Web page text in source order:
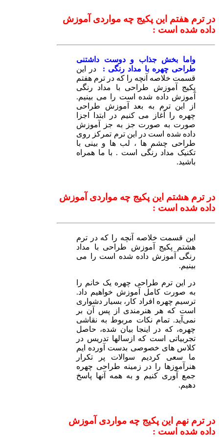
در ترم هفتم این پکیج چه مواردی آموزش
داده شده است :
واما بخش جذاب و دوست داشتنی
طراحی چهره با مداد رنگی :
در این
قسمت خلاصه آنچه را که در ترم هفتم
پکیج آموزش طراحی با مداد رنگی
آموزش داده شده است را می بینیم.
از این ترم به بعد آموزش طراحی
چهره را آغاز می کنیم در ابتدا اجزا
صورت به صورت جز به جز آموزش
داده شده است در این ترم تمرکز روی
طراحی چشم ها ، لب ها و بینی با
تکنیک مداد رنگی است . با ما همراه
باشید.
در ترم هشتم این پکیج چه مواردی آموزش
داده شده است :
این قسمت خلاصه آنچه را که در ترم
هشتم پکیج آموزش طراحی با مداد
رنگی آموزش داده شده است را می
بینیم.
در این ترم طراحی چهره یک خانم را
به صورت کامل آموزش خواهیم داد.
ترسیم چهره افراد کار، بسیار دشواری
است که هر هنرمندی از پس آن بر
نمی‌آید. تمام نکات مربوط به نقاشی
چهره، که در اینجا بیان شده، حاصل
تجربیاتی است که ازسالها تدریس در
کلاس های خصوصی بدست آورده ایم
ما سعی کردیم سوالات پر تکرار
هنرآموزها را در زمینه طراحی چهره
جمع آوری کنیم و به همه آنها پاسخ
دهیم.
در ترم نهم این پکیج چه مواردی آموزش
داده شده است :